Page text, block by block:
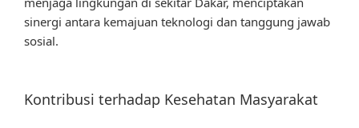
sinergi antara kemajuan teknologi dan tanggung jawab
sosial.
Kontribusi terhadap Kesehatan Masyarakat